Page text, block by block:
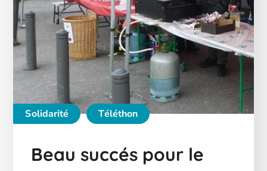
Solidarité Téléthon
Beau succés pour le